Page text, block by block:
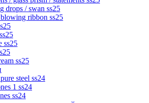
drops / swan ss25
blowing ribbon ss25
ss25
ss25
steel ss24
1 ss24
ss24